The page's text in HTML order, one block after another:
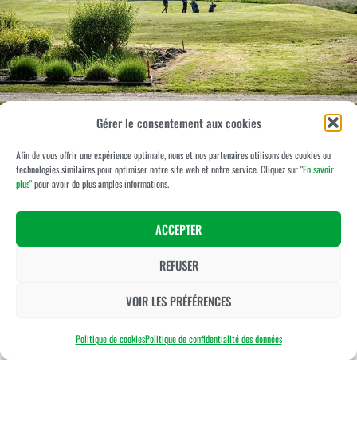
Gérer le consentement aux cookies
Afin de vous offrir une expérience optimale, nous et nos partenaires utilisons des cookies ou
technologies similaires pour optimiser notre site web et notre service. Cliquez sur "En savoir
plus" pour avoir de plus amples informations.
ACCEPTER
REFUSER
VOIR LES PRÉFÉRENCES
Politique de cookiesPolitique de confidentialité des données